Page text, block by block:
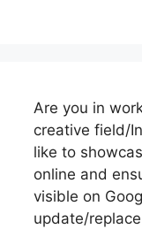
Are you in
creative field/
like to
online and
visible on
update/